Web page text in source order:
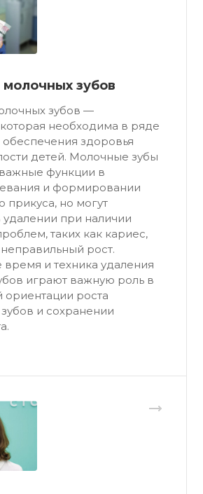
зубов
зубов —
необходима в ряде
обеспечения здоровья
детей. Молочные зубы
функции в
и формировании
прикуса, но могут
удалении при наличии
таких как кариес,
рост.
и техника удаления
играют важную роль в
роста
и сохранении